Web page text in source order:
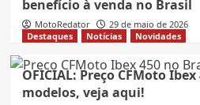
benefício à venda no Brasil
MotoRedator
29 de maio de 2026
Destaques
Notícias Novidades
OFICIAL: Preço CFMoto
modelos, veja aqui!